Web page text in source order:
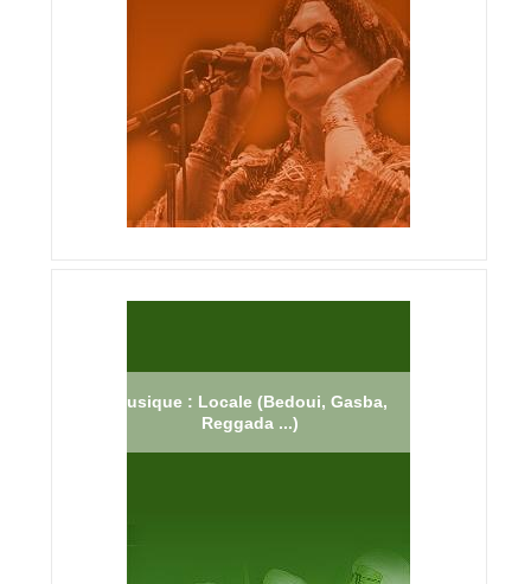
Musique : Locale (Bedoui, Gasba,
Reggada ...)